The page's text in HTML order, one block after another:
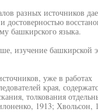
разных источников
достоверностью
башкирского языка.
изучение башкирской
уже в работах
края,
толкования
1913; Хвольсон,